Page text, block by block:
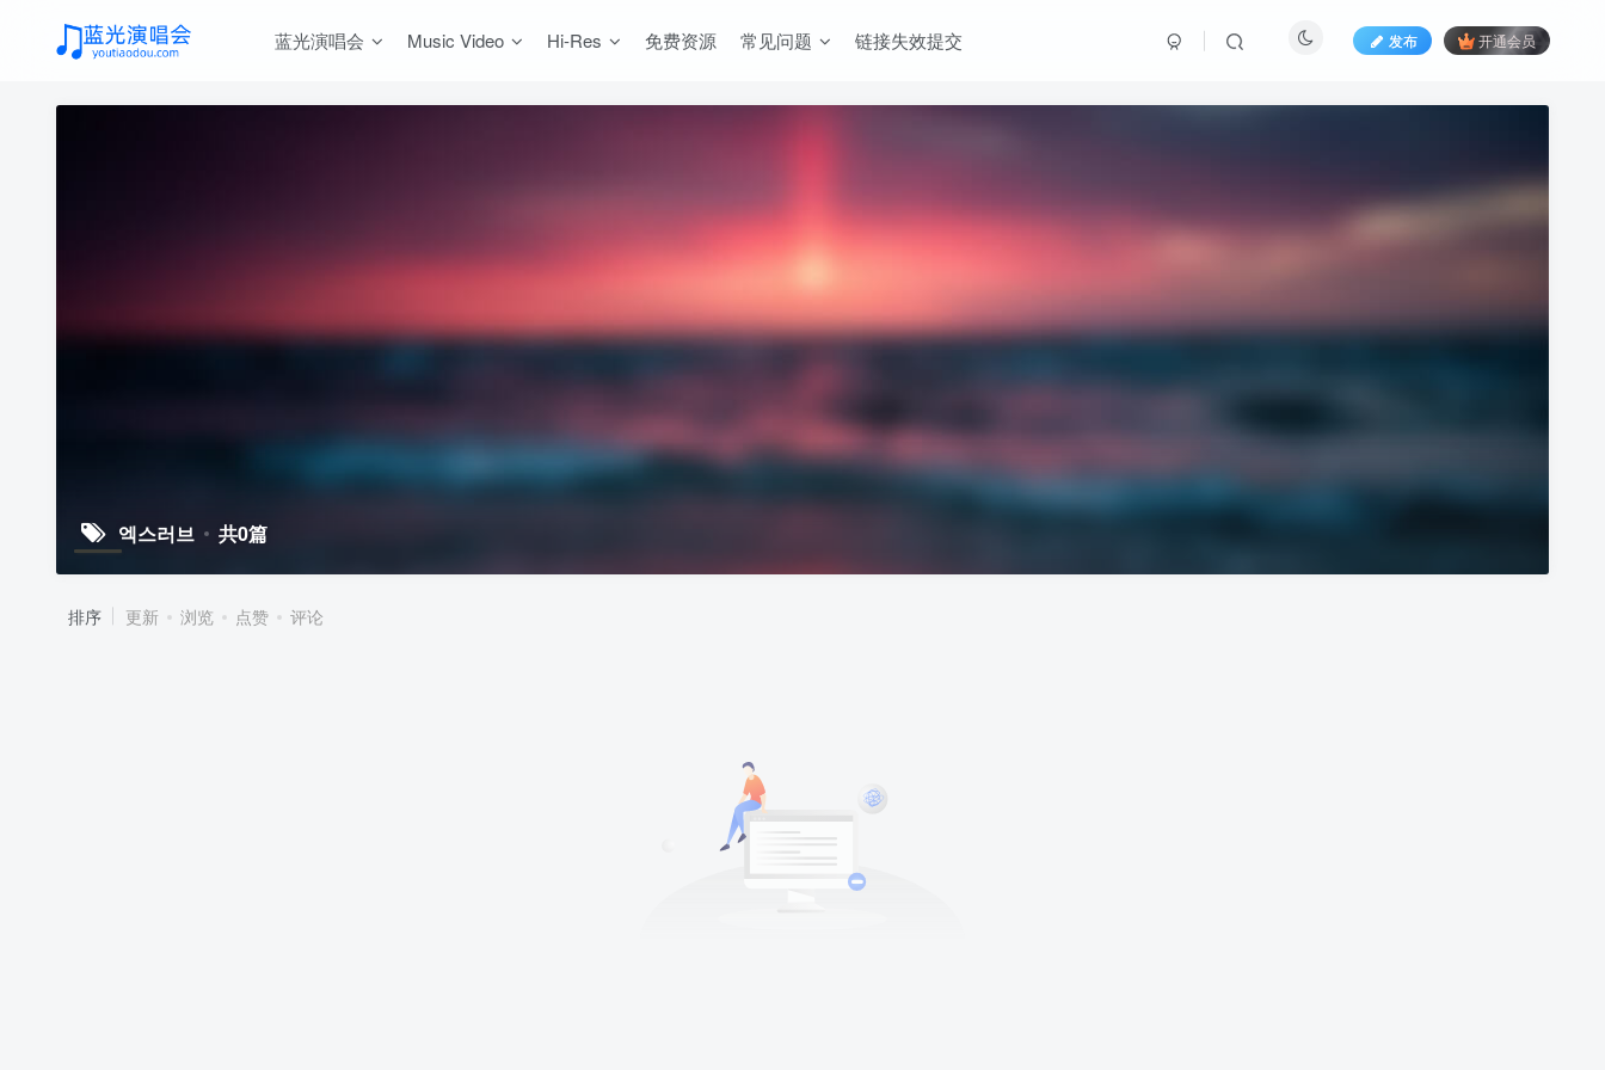
蓝光演唱会 Music Video Hi-Res 免费资源 常见问题 链接失效提交 发布 开通会员
엑스러브 共0篇
排序 更新 浏览 点赞 评论